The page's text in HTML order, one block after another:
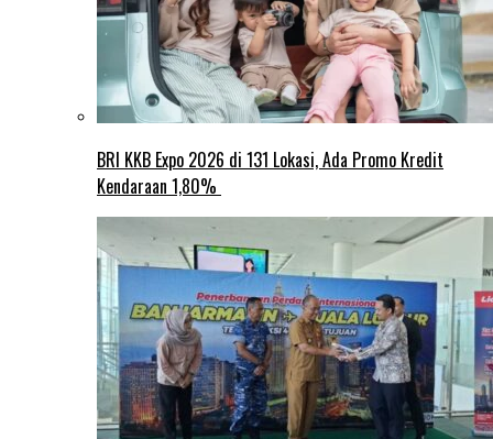
BRI KKB Expo 2026 di 131 Lokasi, Ada Promo Kredit
Kendaraan 1,80%